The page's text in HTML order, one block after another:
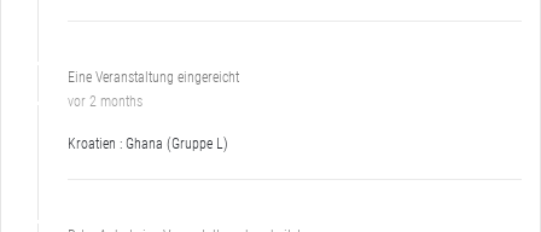
Eine Veranstaltung eingereicht
vor 2 months
Kroatien : Ghana (Gruppe L)